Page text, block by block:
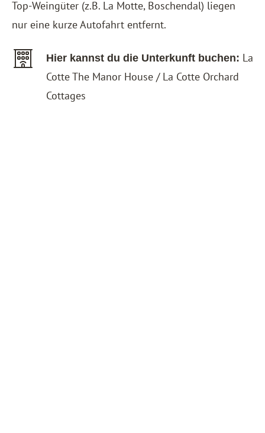
Top-Weingüter (z.B. La Motte, Boschendal) liegen
nur eine kurze Autofahrt entfernt.
Hier kannst du die Unterkunft buchen: La
Cotte The Manor House / La Cotte Orchard
Cottages